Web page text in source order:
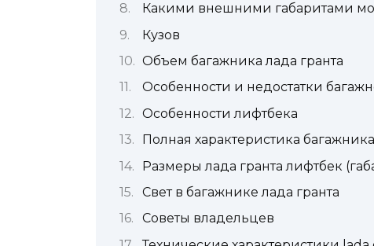
Какими внешними габаритами
Кузов
Объем багажника лада гранта
Особенности и недостатки
Особенности лифтбека
Полная характеристика багажника
Размеры лада гранта лифтбек
Свет в багажнике лада гранта
Советы владельцев